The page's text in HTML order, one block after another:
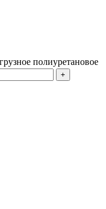
полиуретановое
+